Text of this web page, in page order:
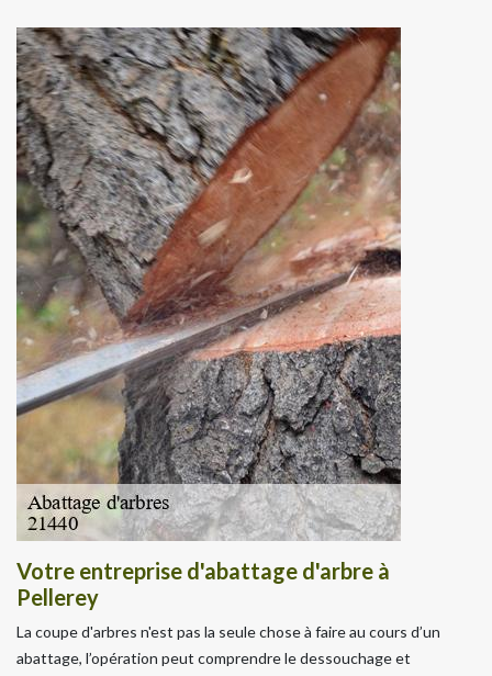
Votre entreprise d'abattage d'arbre à
Pellerey
La coupe d'arbres n'est pas la seule chose à faire au cours d’un
abattage, l’opération peut comprendre le dessouchage et